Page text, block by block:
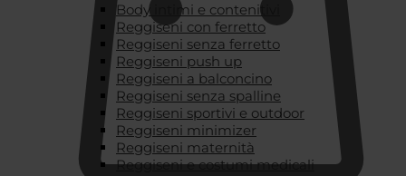
Body intimi e contenitivi
Reggiseni con ferretto
Reggiseni senza ferretto
Reggiseni push up
Reggiseni a balconcino
Reggiseni senza spalline
Reggiseni sportivi e outdoor
Reggiseni minimizer
Reggiseni maternità
Reggiseni e costumi medicali